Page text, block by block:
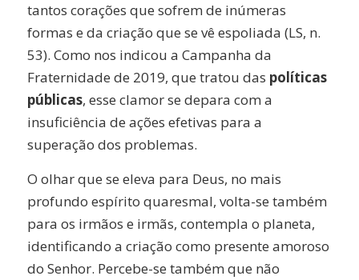
tantos corações que sofrem de inúmeras
formas e da criação que se vê espoliada (LS, n.
53). Como nos indicou a Campanha da
Fraternidade de 2019, que tratou das políticas
públicas, esse clamor se depara com a
insuficiência de ações efetivas para a
superação dos problemas.
O olhar que se eleva para Deus, no mais
profundo espírito quaresmal, volta-se também
para os irmãos e irmãs, contempla o planeta,
identificando a criação como presente amoroso
do Senhor. Percebe-se também que não